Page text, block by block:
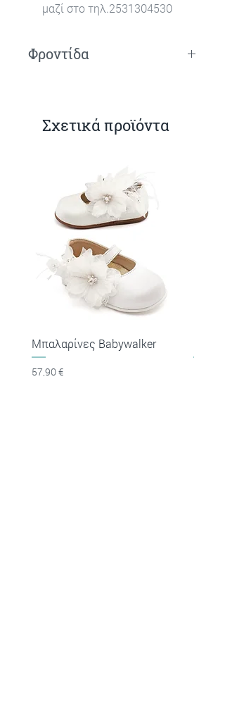
μαζί στο τηλ.2531304530
Φροντίδα
Σχετικά προϊόντα
Μπαλαρίνες Babywalker
Τιμή
57,90 €